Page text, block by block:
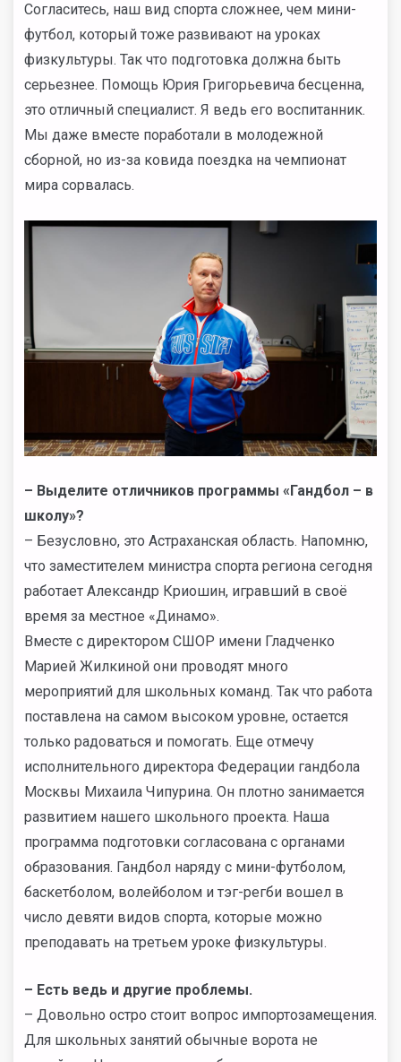
Согласитесь, наш вид спорта сложнее, чем мини-
футбол, который тоже развивают на уроках
физкультуры. Так что подготовка должна быть
серьезнее. Помощь Юрия Григорьевича бесценна,
это отличный специалист. Я ведь его воспитанник.
Мы даже вместе поработали в молодежной
сборной, но из-за ковида поездка на чемпионат
мира сорвалась.
– Выделите отличников программы «Гандбол – в
школу»?
– Безусловно, это Астраханская область. Напомню,
что заместителем министра спорта региона сегодня
работает Александр Криошин, игравший в своё
время за местное «Динамо».
Вместе с директором СШОР имени Гладченко
Марией Жилкиной они проводят много
мероприятий для школьных команд. Так что работа
поставлена на самом высоком уровне, остается
только радоваться и помогать. Еще отмечу
исполнительного директора Федерации гандбола
Москвы Михаила Чипурина. Он плотно занимается
развитием нашего школьного проекта. Наша
программа подготовки согласована с органами
образования. Гандбол наряду с мини-футболом,
баскетболом, волейболом и тэг-регби вошел в
число девяти видов спорта, которые можно
преподавать на третьем уроке физкультуры.
– Есть ведь и другие проблемы.
– Довольно остро стоит вопрос импортозамещения.
Для школьных занятий обычные ворота не